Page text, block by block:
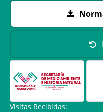
Visitas Recibidas: